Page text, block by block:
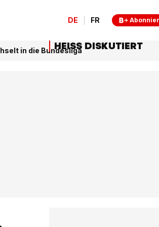
DE FR
in die BundesligaHEISS DISKUTIERT